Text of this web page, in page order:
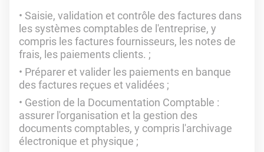
Saisie, validation et contrôle des factures dans
les systèmes comptables de l'entreprise, y
compris les factures fournisseurs, les notes de
frais, les paiements clients. ;
Préparer et valider les paiements en banque
des factures reçues et validées ;
Gestion de la Documentation Comptable :
assurer l'organisation et la gestion des
documents comptables, y compris l'archivage
électronique et physique ;